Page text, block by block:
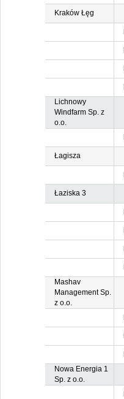
Kraków Łęg
Lichnowy
Windfarm Sp. z
o.o.
Łagisza
Łaziska 3
Mashav
Management Sp.
z o.o.
Nowa Energia 1
Sp. z o.o.